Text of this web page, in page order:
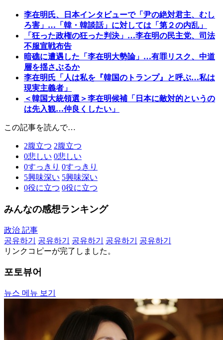
李在明氏、日本インタビューで「尹の絶対君主、むし
ろ害」…「韓・韓談話」に対しては「第２の内乱」
「狂った政権の狂った判決」…李在明の民主党、司法
不服宣戦布告
暗礁に遭遇した「李在明大勢論」…有罪リスク、中道
層を揺さぶるか
李在明氏「人は私を『韓国のトランプ』と呼ぶ…私は
現実主義者」
＜韓国大統領選＞李在明候補「日本に敵対的というの
は先入観…仲良くしたい」
この記事を読んで…
2腹立つ 2腹立つ
0悲しい 0悲しい
0すっきり 0すっきり
5興味深い 5興味深い
0役に立つ 0役に立つ
みんなの感想ランキング
政治 記事
공유하기
공유하기 공유하기 공유하기
공유하기
リンクコピーが完了しました。
포토뷰어
뉴스 메뉴 보기